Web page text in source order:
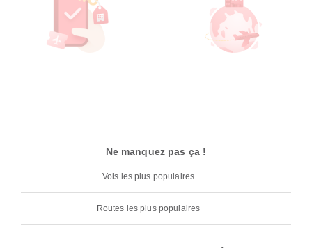
Ne manquez pas ça !
Vols les plus populaires
Routes les plus populaires